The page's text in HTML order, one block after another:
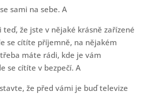
sami na sebe. A
teď, že jste v nějaké krásně zařízené
se cítíte příjemně, na nějakém
máte rádi, kde je vám
se cítíte v bezpečí. A
že před vámi je buď televize